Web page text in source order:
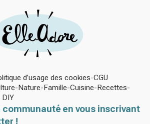
d’usage des cookies CGU
Nature Famille Cuisine Recettes
DIY
communauté en vous inscrivant
!